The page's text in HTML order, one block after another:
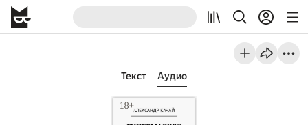
Текст Аудио